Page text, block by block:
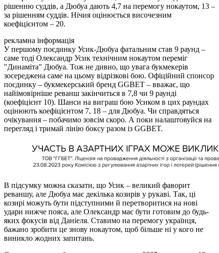
рішенню суддів, а Дюбуа дають 4,7 на перемогу нокаутом, 13 –
за рішенням суддів. Нічия оцінюється височезним
коефіцієнтом – 20.
рекламна інформація
У першому поєдинку Усик-Дюбуа фатальним став 9 раунд –
саме тоді Олександр Усик технічним нокаутом переміг
"Динаміта" Дюбуа. Тож не дивно, що увага букмекерів
зосереджена саме на цьому відрізкові бою. Офіційний спонсор
поєдинку – букмекерський бренд GGBET – вважає, що
найімовірніше реванш закінчиться в 7,8 чи 9 раунді
(коефіцієнт 10). Шанси на виграш бою Усиком в цих раундах
оцінюють коефіцієнтом 7, 18 – для Дюбуа. Чи справдяться
очікування – побачимо зовсім скоро. А поки налаштовуйся на
перегляд і тримай лінію боксу разом із GGBET.
В підсумку можна сказати, що Усик – великий фаворит
реваншу, але Дюбуа має декілька козирів у рукаві. Так, ці
козирі можуть бути підступними й перетворитися на нові
удари нижче пояса, але Олександр має бути готовим до будь-
яких фокусів від Даніеля. Ставимо на перемогу українця,
бажано зробити це знову нокаутом, щоб більше ні у кого не
виникло жодних запитань.